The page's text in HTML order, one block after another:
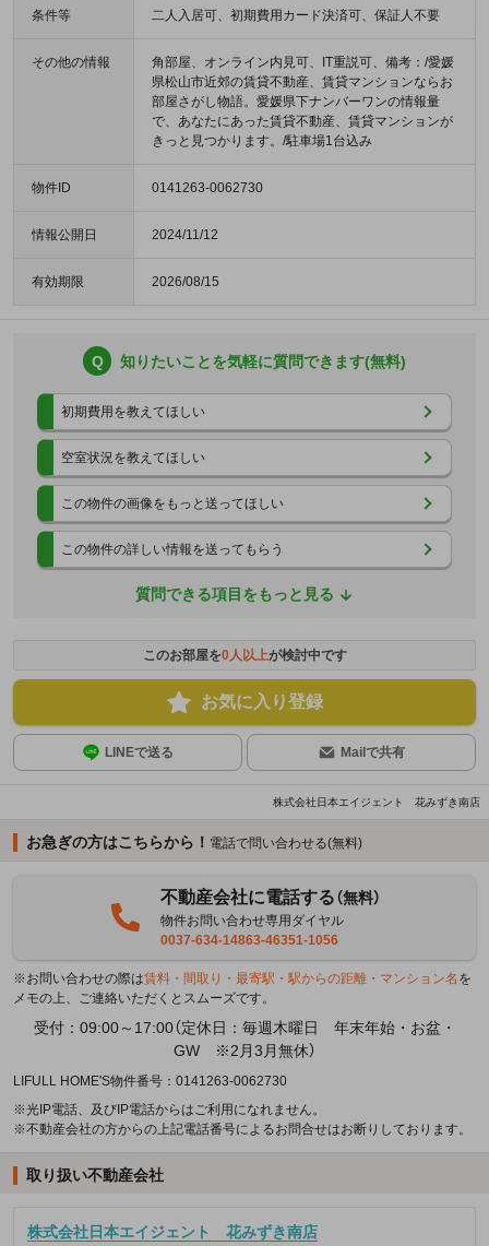
条件等 二人入居可、初期費用カード決済可、保証人不要
その他の情報
角部屋、オンライン内見可、IT重説可、備考：/愛媛
県松山市近郊の賃貸不動産、賃貸マンションならお
部屋さがし物語。愛媛県下ナンバーワンの情報量
で、あなたにあった賃貸不動産、賃貸マンションが
きっと見つかります。/駐車場1台込み
物件ID 0141263-0062730
情報公開日 2024/11/12
有効期限 2026/08/15
Q 知りたいことを気軽に質問できます(無料)
初期費用を教えてほしい
空室状況を教えてほしい
この物件の画像をもっと送ってほしい
この物件の詳しい情報を送ってもらう
質問できる項目をもっと見る
このお部屋を0人以上が検討中です
お気に入り登録
LINEで送る Mailで共有
株式会社日本エイジェント 花みずき南店
お急ぎの方はこちらから！ 電話で問い合わせる(無料)
不動産会社に電話する（無料）
物件お問い合わせ専用ダイヤル
0037-634-14863-46351-1056
※お問い合わせの際は賃料・間取り・最寄駅・駅からの距離・マンション名 を
メモの上、ご連絡いただくとスムーズです。
受付：09:00～17:00（定休日：毎週木曜日 年末年始・お盆・
GW ※2月3月無休）
LIFULL HOME'S物件番号：0141263-0062730
※光IP電話、及びIP電話からはご利用になれません。
※不動産会社の方からの上記電話番号によるお問合せはお断りしております。
取り扱い不動産会社
株式会社日本エイジェント 花みずき南店